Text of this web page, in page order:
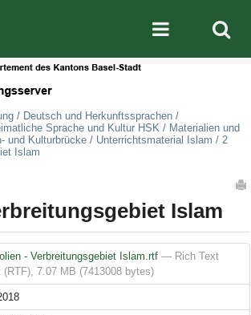
Mobile
/ Deutsch und Herkunftssprachen /
Sprache und Kultur HSK / Materialien und
und Kulturbrücke / Unterrichtsmaterial Islam / 2
Islam
Islam
- Verbreitungsgebiet Islam.rtf— Rich Text
(RTF), 7.07 MB (7413008 bytes)